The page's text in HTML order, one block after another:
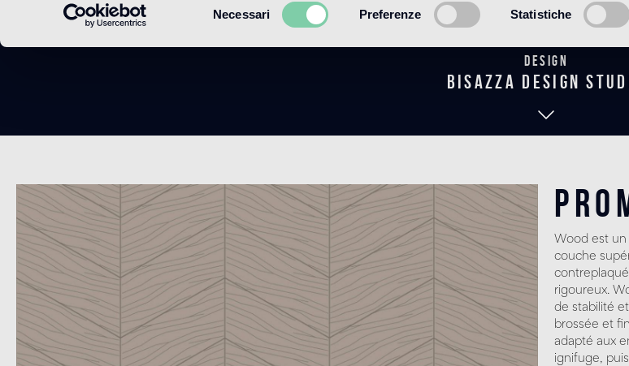
del
Necessari Preferenze Statistiche
Design
bisazza design
Wood est un
couche
rigoureux.
de stabilité
brossée et
adapté aux
ignifuge,